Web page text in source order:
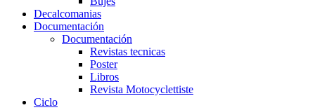
Decalcomanias
Documentación
Documentación
Revistas tecnicas
Poster
Libros
Revista Motocyclettiste
Ciclo